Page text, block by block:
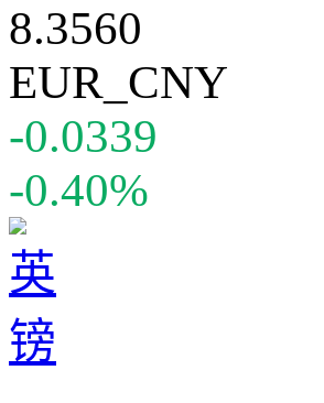
8.3560
EUR_CNY
-0.0339
-0.40%